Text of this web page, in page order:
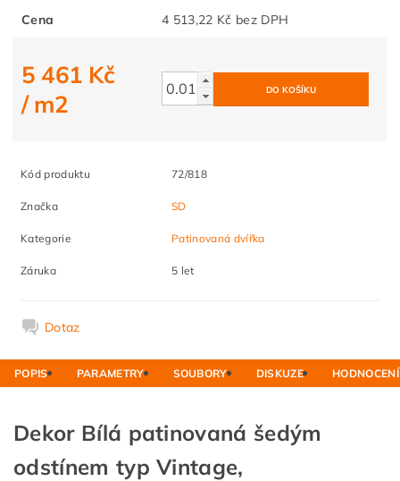
Cena 4 513,22 Kč bez DPH
5 461 Kč
/ m2
Kód produktu 72/818
Značka SD
Kategorie Patinovaná dvířka
Záruka 5 let
Dotaz
POPIS PARAMETRY SOUBORY DISKUZE HODNOCENÍ
Dekor Bílá patinovaná šedým
odstínem typ Vintage,